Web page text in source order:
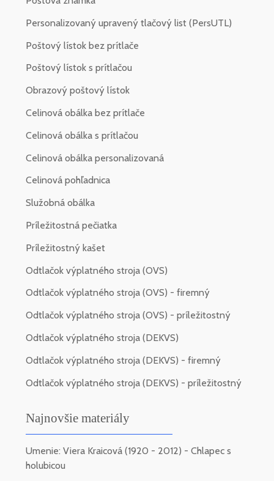
Personalizovaný upravený tlačový list (PersUTL)
Poštový lístok bez prítlače
Poštový lístok s prítlačou
Obrazový poštový lístok
Celinová obálka bez prítlače
Celinová obálka s prítlačou
Celinová obálka personalizovaná
Celinová pohľadnica
Služobná obálka
Príležitostná pečiatka
Príležitostný kašet
Odtlačok výplatného stroja (OVS)
Odtlačok výplatného stroja (OVS) - firemný
Odtlačok výplatného stroja (OVS) - príležitostný
Odtlačok výplatného stroja (DEKVS)
Odtlačok výplatného stroja (DEKVS) - firemný
Odtlačok výplatného stroja (DEKVS) - príležitostný
Najnovšie materiály
Umenie: Viera Kraicová (1920 - 2012) - Chlapec s
holubicou